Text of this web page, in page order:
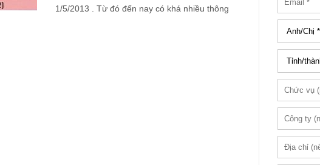
1/5/2013 . Từ đó đến nay có khá nhiều thông